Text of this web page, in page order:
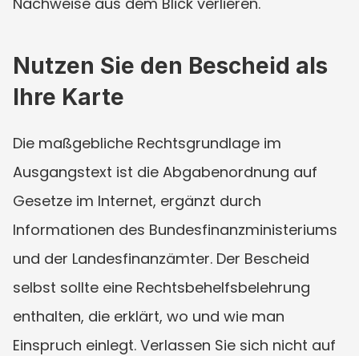
Nutzen Sie den Bescheid als
Ihre Karte
Die maßgebliche Rechtsgrundlage im
Ausgangstext ist die Abgabenordnung auf
Gesetze im Internet, ergänzt durch
Informationen des Bundesfinanzministeriums
und der Landesfinanzämter. Der Bescheid
selbst sollte eine Rechtsbehelfsbelehrung
enthalten, die erklärt, wo und wie man
Einspruch einlegt. Verlassen Sie sich nicht auf